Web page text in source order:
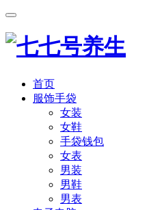
首页
服饰手袋
女装
女鞋
手袋钱包
女表
男装
男鞋
男表